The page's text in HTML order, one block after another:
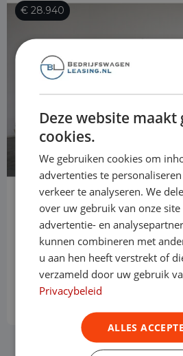
€ 28.940
Ford Transit Custom
300 2.0 TDCI L2H1 Trend
Diesel Automaat 60.821 km
Asten
L2H1
Deze website maakt
cookies.
We gebruiken cookies om
advertenties te
verkeer te analyseren. We
over uw gebruik van onze
advertentie- en
kunnen combineren met
u aan hen heeft verstrekt of
verzameld door uw gebruik
Privacybeleid
ALLES